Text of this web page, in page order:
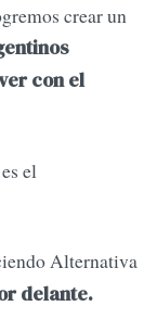
crear un
con el
el
Alternativa
delante.